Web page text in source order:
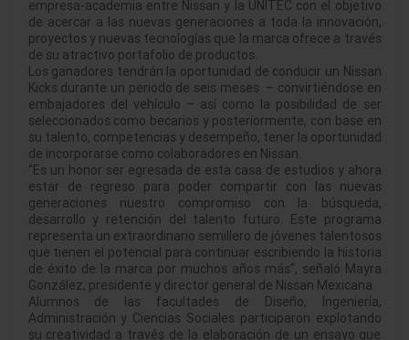
empresa-academia entre Nissan y la UNITEC con el objetivo
de acercar a las nuevas generaciones a toda la innovación,
proyectos y nuevas tecnologías que la marca ofrece a través
de su atractivo portafolio de productos.
Los ganadores tendrán la oportunidad de conducir un Nissan
Kicks durante un periodo de seis meses – convirtiéndose en
embajadores del vehículo – así como la posibilidad de ser
seleccionados como becarios y posteriormente, con base en
su talento, competencias y desempeño, tener la oportunidad
de incorporarse como colaboradores en Nissan.
“Es un honor ser egresada de esta casa de estudios y ahora
estar de regreso para poder compartir con las nuevas
generaciones nuestro compromiso con la búsqueda,
desarrollo y retención del talento futuro. Este programa
representa un extraordinario semillero de jóvenes talentosos
que tienen el potencial para continuar escribiendo la historia
de éxito de la marca por muchos años más”, señaló Mayra
González, presidente y director general de Nissan Mexicana.
Alumnos de las facultades de Diseño, Ingeniería,
Administración y Ciencias Sociales participaron explotando
su creatividad a través de la elaboración de un ensayo que